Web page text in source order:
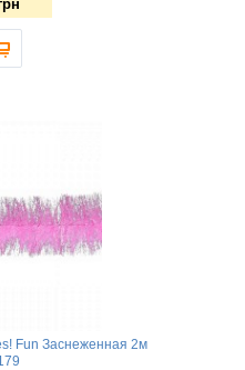
Fun Заснеженная 2м